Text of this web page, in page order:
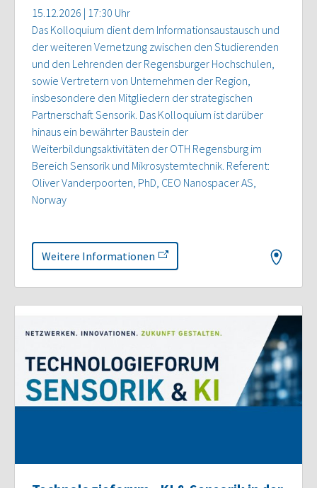
15.12.2026 | 17:30 Uhr
Das Kolloquium dient dem Informationsaustausch und
der weiteren Vernetzung zwischen den Studierenden
und den Lehrenden der Regensburger Hochschulen,
sowie Vertretern von Unternehmen der Region,
insbesondere den Mitgliedern der strategischen
Partnerschaft Sensorik. Das Kolloquium ist darüber
hinaus ein bewährter Baustein der
Weiterbildungsaktivitäten der OTH Regensburg im
Bereich Sensorik und Mikrosystemtechnik. Referent:
Oliver Vanderpoorten, PhD, CEO Nanospacer AS,
Norway
Weitere Informationen